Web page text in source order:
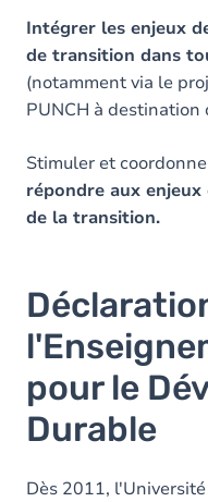
Intégrer les enjeux
de transition dans
(notamment via le
PUNCH à destination
Stimuler et
répondre aux
de la transition.
pour le
Durable
Dès 2011,